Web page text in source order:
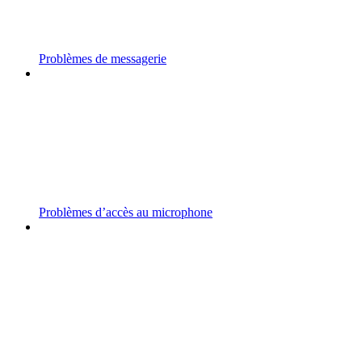
Problèmes de messagerie
Problèmes d’accès au microphone